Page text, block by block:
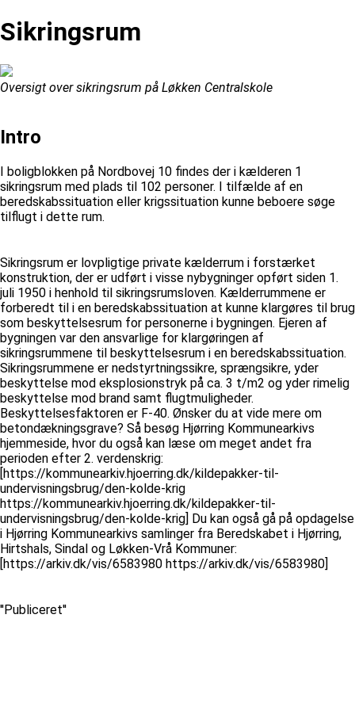
Sikringsrum
Oversigt over sikringsrum på Løkken Centralskole
Intro
I boligblokken på Nordbovej 10 findes der i kælderen 1
sikringsrum med plads til 102 personer. I tilfælde af en
beredskabssituation eller krigssituation kunne beboere søge
tilflugt i dette rum.
Sikringsrum er lovpligtige private kælderrum i forstærket
konstruktion, der er udført i visse nybygninger opført siden 1.
juli 1950 i henhold til sikringsrumsloven. Kælderrummene er
forberedt til i en beredskabssituation at kunne klargøres til brug
som beskyttelsesrum for personerne i bygningen. Ejeren af
bygningen var den ansvarlige for klargøringen af
sikringsrummene til beskyttelsesrum i en beredskabssituation.
Sikringsrummene er nedstyrtningssikre, sprængsikre, yder
beskyttelse mod eksplosionstryk på ca. 3 t/m2 og yder rimelig
beskyttelse mod brand samt flugtmuligheder.
Beskyttelsesfaktoren er F-40. Ønsker du at vide mere om
betondækningsgrave? Så besøg Hjørring Kommunearkivs
hjemmeside, hvor du også kan læse om meget andet fra
perioden efter 2. verdenskrig:
[https://kommunearkiv.hjoerring.dk/kildepakker-til-
undervisningsbrug/den-kolde-krig
https://kommunearkiv.hjoerring.dk/kildepakker-til-
undervisningsbrug/den-kolde-krig] Du kan også gå på opdagelse
i Hjørring Kommunearkivs samlinger fra Beredskabet i Hjørring,
Hirtshals, Sindal og Løkken-Vrå Kommuner:
[https://arkiv.dk/vis/6583980 https://arkiv.dk/vis/6583980]
''Publiceret''